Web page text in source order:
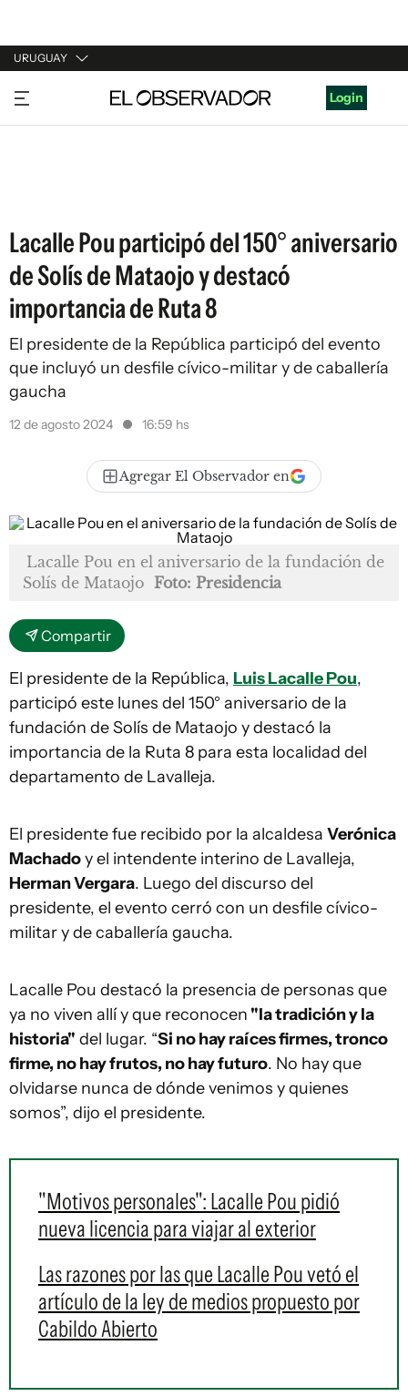
URUGUAY
URUGUAY
ARGENTINA
Login
Lacalle Pou participó del 150° aniversario
de Solís de Mataojo y destacó
importancia de Ruta 8
El presidente de la República participó del evento
que incluyó un desfile cívico-militar y de caballería
gaucha
12 de agosto 2024 16:59 hs
Agregar El Observador en
Lacalle Pou en el aniversario de la fundación de
Solís de Mataojo Foto: Presidencia
Compartir
El presidente de la República, Luis Lacalle Pou,
participó este lunes del 150° aniversario de la
fundación de Solís de Mataojo y destacó la
importancia de la Ruta 8 para esta localidad del
departamento de Lavalleja.
El presidente fue recibido por la alcaldesa Verónica
Machadoy el intendente interino de Lavalleja,
Herman Vergara. Luego del discurso del
presidente, el evento cerró con un desfile cívico-
militar y de caballería gaucha.
Lacalle Pou destacó la presencia de personas que
ya no viven allí y que reconocen "la tradición y la
historia" del lugar. “Si no hay raíces firmes, tronco
firme, no hay frutos, no hay futuro. No hay que
olvidarse nunca de dónde venimos y quienes
somos”, dijo el presidente.
"Motivos personales": Lacalle Pou pidió
nueva licencia para viajar al exterior
Las razones por las que Lacalle Pou vetó el
artículo de la ley de medios propuesto por
Cabildo Abierto